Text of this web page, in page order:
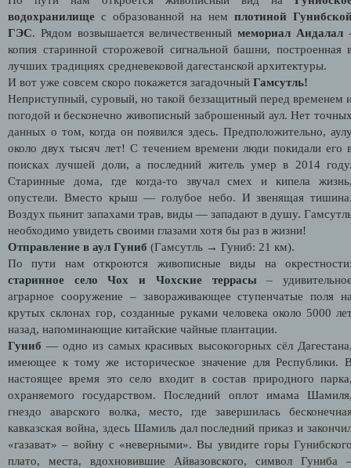
водохранилище с образованной на нем плотиной
ГЭС. Рядом возвышается величественныймемориал Андалал
копия старинной сторожевой сигнальной башни, построенная
лучших традициях средневековой дагестанской архитектуры.
И вот уже совсем скоро покажется загадочный Гамсутль!
Неприступный, суровый, но такой беззащитный перед временем
погодой и бесконечно живописный заброшенный аул. Нет
данных о том, когда он появился здесь. Предположительно,
около двух тысяч лет! С течением времени люди покидали его
поисках лучшей доли, а последний житель умер в 2014
Старинные дома, где когда-то звучал смех и кипела
опустели. Вместо крыш — голубое небо. И звенящая
Воздух пьянит запахами трав, виды — западают в душу.
необходимо увидеть своими глазами хотя бы раз в жизни!
Отправление в аул Гуниб (Гамсутль → Гуниб: 21 км).
По пути нам откроются живописные виды на
старинное село Чох и Чохские террасы –
аграрное сооружение – завораживающее ступенчатые поля
крутых склонах гор, созданные руками человека около 5000
назад, напоминающие китайские чайные плантации.
Гуниб — одно из самых красивых высокогорных сёл
имеющее к тому же историческое значение для Республики.
настоящее время это село входит в состав природного
охраняемого государством. Последний оплот имама
гнездо аварского волка, место, где завершилась
кавказская война, здесь Шамиль дал последний приказ и
«газават» – войну с «неверными». Вы увидите горы
плато, места, вдохновившие Айвазовского, символ Гуниба